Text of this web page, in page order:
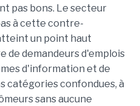
pas bons. Le secteur
à cette contre-
un point haut
de demandeurs d'emplois
d'information et de
catégories confondues, à
sans aucune